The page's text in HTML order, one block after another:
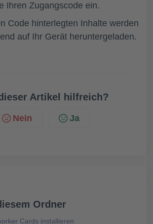
Ihren Zugangscode ein.
Code hinterlegten Inhalte werden
auf Ihr Gerät heruntergeladen.
Artikel hilfreich?
Nein Ja
Ordner
Cards installieren